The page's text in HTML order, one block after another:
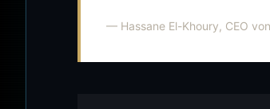
— Hassane El-Khoury, CEO